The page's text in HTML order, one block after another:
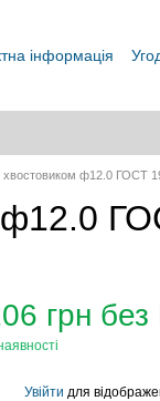
інформація
хвостовиком ф12.0 ГОСТ
ф12.0
грн
Увійти для